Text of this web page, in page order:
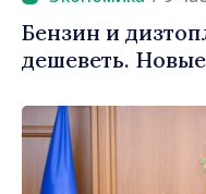
Бензин и
дешеветь.